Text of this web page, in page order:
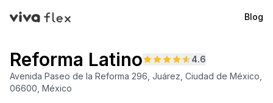
VivaFlex
Blog
Reforma Latino
4.6
Avenida Paseo de la Reforma 296, Juárez, Ciudad de México,
06600, México